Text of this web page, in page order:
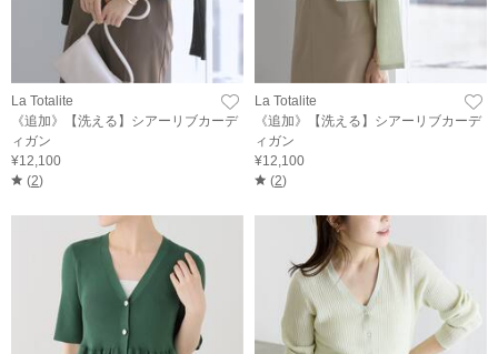
La Totalite
《追加》【洗える】シアーリブカーデ
ィガン
¥12,100
(2)
La Totalite
《追加》【洗える】シアーリブカーデ
ィガン
¥12,100
(2)